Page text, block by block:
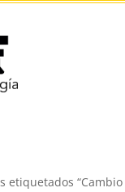
etiquetados “Cambio